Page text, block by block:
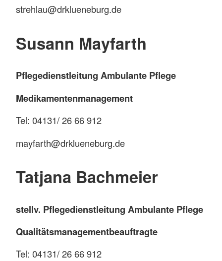
strehlau@drklueneburg.de
Susann Mayfarth
Pflegedienstleitung Ambulante Pflege
Medikamentenmanagement
Tel: 04131/ 26 66 912
mayfarth@drklueneburg.de
Tatjana Bachmeier
stellv. Pflegedienstleitung Ambulante Pflege
Qualitätsmanagementbeauftragte
Tel: 04131/ 26 66 912